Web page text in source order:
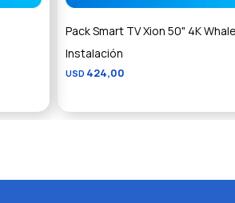
Pack Smart TV Xion 50" 4K
Instalación
USD 424,00